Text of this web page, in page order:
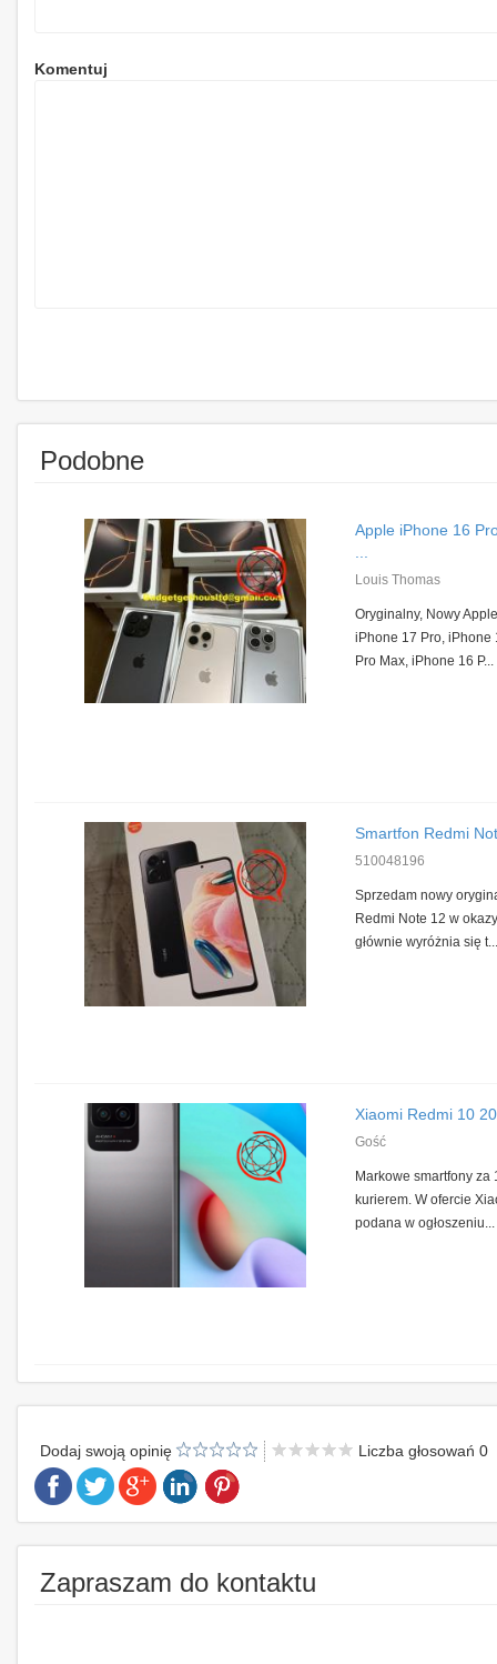
Komentuj
Podobne
Apple iPhone 16
Louis Thomas
Oryginalny, Nowy
iPhone 17 Pro, iPhone
Pro Max, iPhone 16 P...
Smartfon Redmi
510048196
Sprzedam nowy
Redmi Note 12 w
głównie wyróżnia się t...
Xiaomi Redmi 10
Gość
Markowe smartfony za
kurierem. W ofercie
podana w ogłoszeniu...
Dodaj swoją opinię Liczba głosowań 0
Zapraszam do kontaktu